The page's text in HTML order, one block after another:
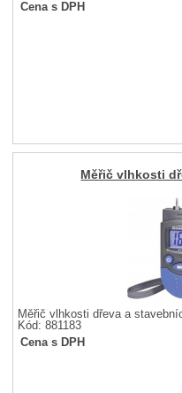
Cena s DPH
Měřič vlhkosti
Měřič vlhkosti dřeva a
Kód: 881183
Cena s DPH